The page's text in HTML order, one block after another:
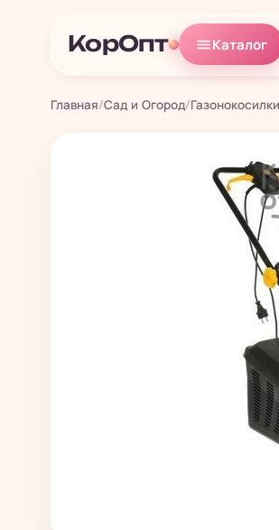
КорОпт Каталог
Главная/Сад и Огород/Газонокосилки